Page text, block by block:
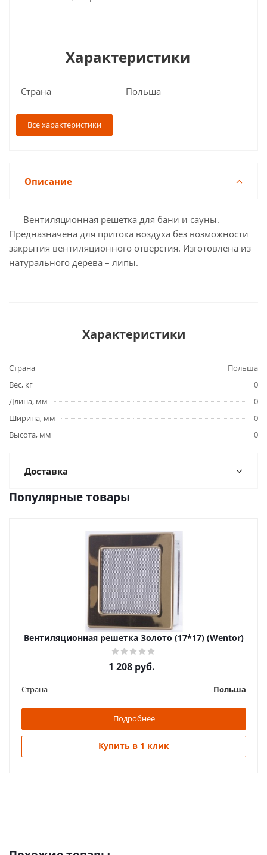
Характеристики
Страна Польша
Все характеристики
Описание
Вентиляционная решетка для бани и сауны.
Предназначена для притока воздуха без возможности
закрытия вентиляционного отверстия. Изготовлена из
натурального дерева – липы.
Характеристики
Страна
Польша
Вес, кг
0
Длина, мм
0
Ширина, мм
0
Высота, мм
0
Доставка
Популярные товары
Вентиляционная решетка Золото (17*17) (Wentor)
1 208 руб.
Страна Польша
Подробнее
Купить в 1 клик